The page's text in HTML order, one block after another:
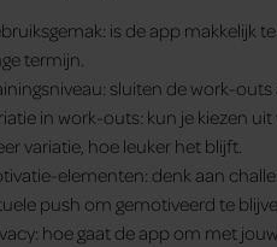
is de app makkelijk
termijn.
sluiten de work-
in work-outs: kun je kiezen
variatie, hoe leuker het blijft.
elementen: denk aan
push om gemotiveerd te
hoe gaat de app om met